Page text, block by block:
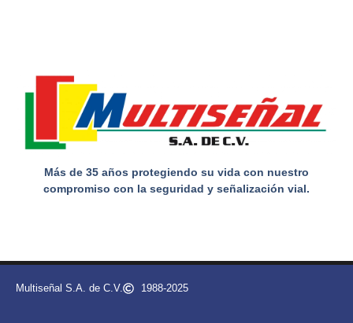
Más de 35 años protegiendo su vida con nuestro
compromiso con la seguridad y señalización vial.
Multiseñal S.A. de C.V. 1988-2025